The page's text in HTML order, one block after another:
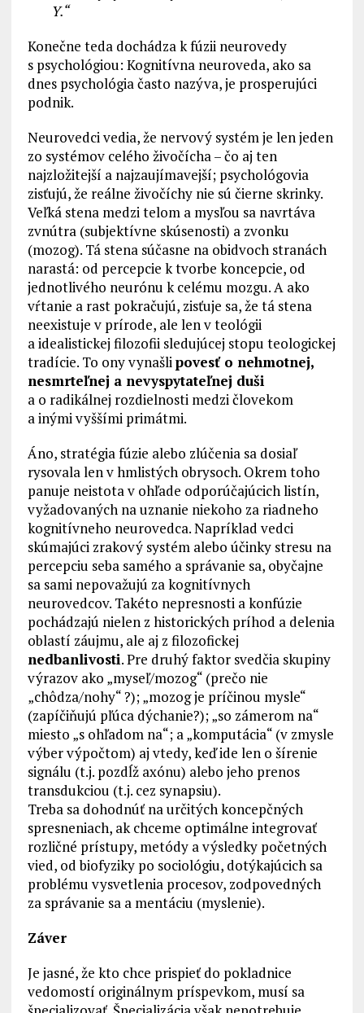
Y.“
Konečne teda dochádza k fúzii neurovedy
s psychológiou: Kognitívna neuroveda, ako sa
dnes psychológia často nazýva, je prosperujúci
podnik.
Neurovedci vedia, že nervový systém je len jeden
zo systémov celého živočícha – čo aj ten
najzložitejší a najzaujímavejší; psychológovia
zisťujú, že reálne živočíchy nie sú čierne skrinky.
Veľká stena medzi telom a mysľou sa navrtáva
zvnútra (subjektívne skúsenosti) a zvonku
(mozog). Tá stena súčasne na obidvoch stranách
narastá: od percepcie k tvorbe koncepcie, od
jednotlivého neurónu k celému mozgu. A ako
vŕtanie a rast pokračujú, zisťuje sa, že tá stena
neexistuje v prírode, ale len v teológii
a idealistickej filozofii sledujúcej stopu teologickej
tradície. To ony vynašlipovesť o nehmotnej,
nesmrteľnej a nevyspytateľnej duši
a o radikálnej rozdielnosti medzi človekom
a inými vyššími primátmi.
Áno, stratégia fúzie alebo zlúčenia sa dosiaľ
rysovala len v hmlistých obrysoch. Okrem toho
panuje neistota v ohľade odporúčajúcich listín,
vyžadovaných na uznanie niekoho za riadneho
kognitívneho neurovedca. Napríklad vedci
skúmajúci zrakový systém alebo účinky stresu na
percepciu seba samého a správanie sa, obyčajne
sa sami nepovažujú za kognitívnych
neurovedcov. Takéto nepresnosti a konfúzie
pochádzajú nielen z historických príhod a delenia
oblastí záujmu, ale aj z filozofickej
nedbanlivosti. Pre druhý faktor svedčia skupiny
výrazov ako „myseľ/mozog“ (prečo nie
„chôdza/nohy“ ?); „mozog je príčinou mysle“
(zapíčiňujú pľúca dýchanie?); „so zámerom na“
miesto „s ohľadom na“; a „komputácia“ (v zmysle
výber výpočtom) aj vtedy, keď ide len o šírenie
signálu (t.j. pozdĺž axónu) alebo jeho prenos
transdukciou (t.j. cez synapsiu).
Treba sa dohodnúť na určitých koncepčných
spresneniach, ak chceme optimálne integrovať
rozličné prístupy, metódy a výsledky početných
vied, od biofyziky po sociológiu, dotýkajúcich sa
problému vysvetlenia procesov, zodpovedných
za správanie sa a mentáciu (myslenie).
Záver
Je jasné, že kto chce prispieť do pokladnice
vedomostí originálnym príspevkom, musí sa